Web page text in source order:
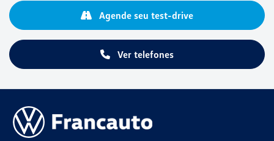
Ver telefones
Agende seu test-drive